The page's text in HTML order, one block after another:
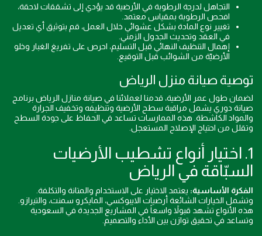
التجاهل لدرجة الرطوبة في الأرضية قد يؤدي إلى تشققات لاحقة،
افحص الرطوبة بمقياس معتمد.
تغيير نوع المادة بشكل عشوائي خلال العمل، قم بتوثيق أي تعديل
في العقد وتحديث الجدول الزمني.
إهمال التنظيف النهائي قبل التسليم، احرص على تفريغ الغبار وخلو
الأرضيّة من الشوائب قبل التوقيع.
توصية صيانة منزل الرياض
لضمان طول عمر الأرضية، قدمنا لعملائنا في صيانة منازل الرياض برنامج
صيانة دوري يشمل مراقبة سطح الأرضية وتنظيفه وتخفيف الجرارة
والمواد الكاشطة. هذه الممارسات تساعد في الحفاظ على جودة السطح
وتقلل من احتياج الإصلاح المستعجل.
1. اختيار أنواع تشطيب الأرضيات
السبّاقة في الرياض
الفكرة الأساسية: يعتمد الاختيار على الاستخدام والمتانة والتكلفة.
وتشمل الخيارات الشائعة أرضيات الايبوكسي، المايكرو سمنت، والتيرازو.
هذه الأنواع تشهد قبولاً واسعاً في المشاريع الجديدة في السعودية
وتساعد في تحقيق توازن بين الأداء والتصميم.